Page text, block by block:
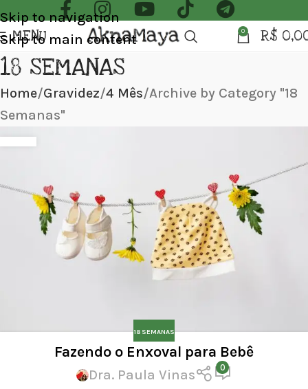
Skip to navigation
Skip to main content
MENU 0 R$
18 SEMANAS
Home Gravidez 4 Mês Archive by Category "18
Semanas"
18 SEMANAS
Fazendo o Enxoval para Bebê
Dra. Paula Vinas 0